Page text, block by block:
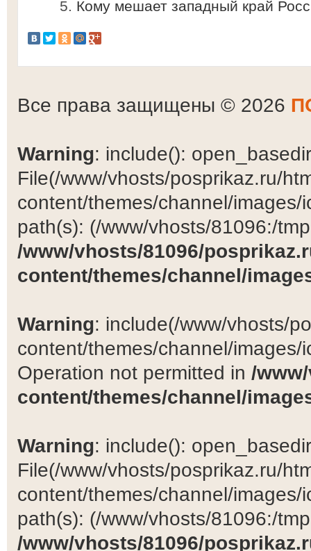
Кому мешает западный край
Все права защищены © 2026
Warning: include():
File(/www/vhosts/posprikaz.ru/
content/themes/channel/
path(s): (/www/vhosts/81096:/
/www/vhosts/81096/
content/themes/channel/
Warning: include(/www/vhosts/
content/themes/channel/
Operation not permitted in /
content/themes/channel/
Warning: include():
File(/www/vhosts/posprikaz.ru/
content/themes/channel/
path(s): (/www/vhosts/81096:/
/www/vhosts/81096/